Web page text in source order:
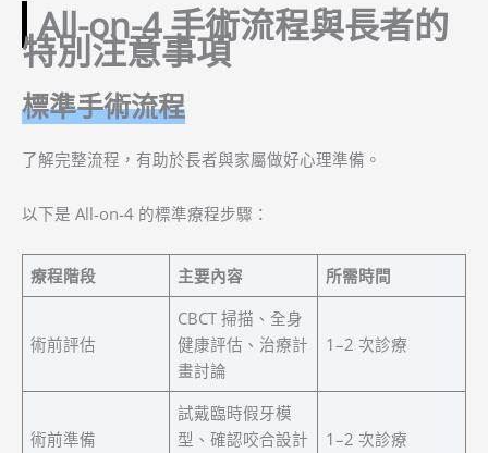
All-on-4 手術流程與長者的
特別注意事項
標準手術流程
了解完整流程，有助於長者與家屬做好心理準備。
以下是 All-on-4 的標準療程步驟：
療程階段 主要內容 所需時間
術前評估
CBCT 掃描、全身
健康評估、治療計
畫討論
1–2 次診療
術前準備
試戴臨時假牙模
型、確認咬合設計
1–2 次診療